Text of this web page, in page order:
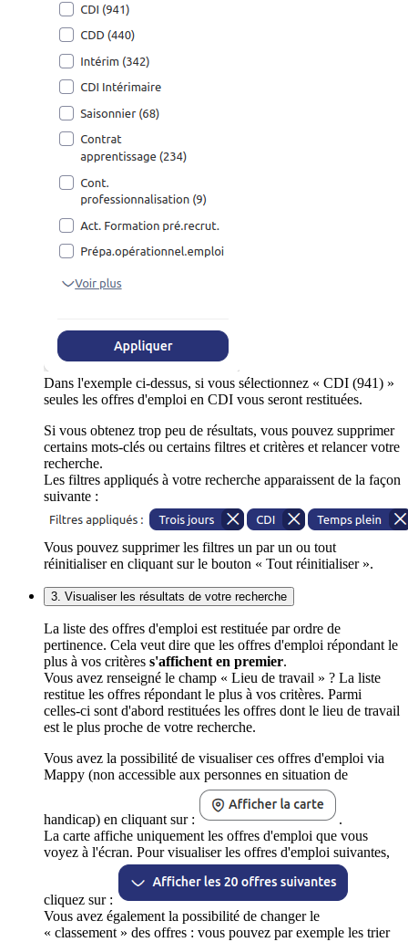
Dans l'exemple ci-dessus, si vous sélectionnez « CDI (941) »
seules les offres d'emploi en CDI vous seront restituées.
Si vous obtenez trop peu de résultats, vous pouvez supprimer
certains mots-clés ou certains filtres et critères et relancer votre
recherche.
Les filtres appliqués à votre recherche apparaissent de la façon
suivante :
Vous pouvez supprimer les filtres un par un ou tout
réinitialiser en cliquant sur le bouton « Tout réinitialiser ».
3. Visualiser les résultats de votre recherche
La liste des offres d'emploi est restituée par ordre de
pertinence. Cela veut dire que les offres d'emploi répondant le
plus à vos critères s'affichent en premier.
Vous avez renseigné le champ « Lieu de travail » ? La liste
restitue les offres répondant le plus à vos critères. Parmi
celles-ci sont d'abord restituées les offres dont le lieu de travail
est le plus proche de votre recherche.
Vous avez la possibilité de visualiser ces offres d'emploi via
Mappy (non accessible aux personnes en situation de
handicap) en cliquant sur :
.
La carte affiche uniquement les offres d'emploi que vous
voyez à l'écran. Pour visualiser les offres d'emploi suivantes,
cliquez sur :
Vous avez également la possibilité de changer le
« classement » des offres : vous pouvez par exemple les trier